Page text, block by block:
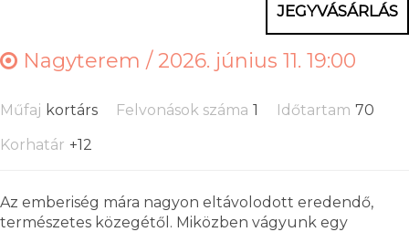
JEGYVÁSÁRLÁS
Nagyterem /2026. június 11. 19:00
Műfaj kortárs Felvonások száma 1 Időtartam 70
Korhatár +12
Az emberiség mára nagyon eltávolodott eredendő,
természetes közegétől. Miközben vágyunk egy